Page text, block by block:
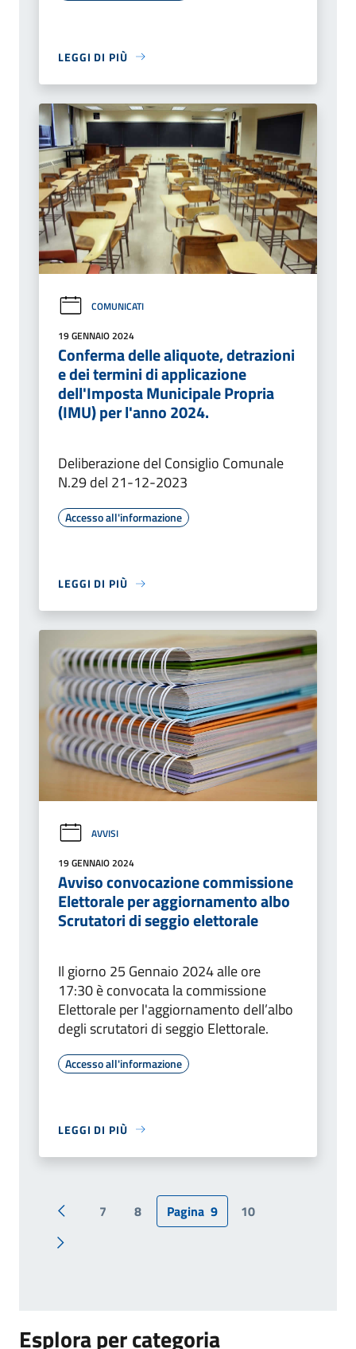
LEGGI DI PIÙ
COMUNICATI
19 GENNAIO 2024
Conferma delle aliquote, detrazioni
e dei termini di applicazione
dell'Imposta Municipale Propria
(IMU) per l'anno 2024.
Deliberazione del Consiglio Comunale
N.29 del 21-12-2023
Accesso all'informazione
LEGGI DI PIÙ
AVVISI
19 GENNAIO 2024
Avviso convocazione commissione
Elettorale per aggiornamento albo
Scrutatori di seggio elettorale
Il giorno 25 Gennaio 2024 alle ore
17:30 è convocata la commissione
Elettorale per l'aggiornamento dell’albo
degli scrutatori di seggio Elettorale.
Accesso all'informazione
LEGGI DI PIÙ
Pagina precedente
7 8 Pagina 9 10
Pagina successiva
Esplora per categoria